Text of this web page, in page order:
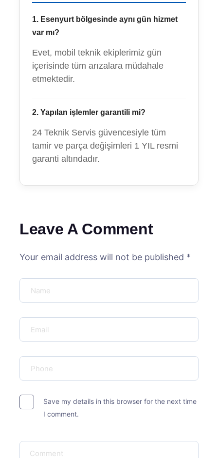
1. Esenyurt bölgesinde aynı gün hizmet
var mı?
Evet, mobil teknik ekiplerimiz gün
içerisinde tüm arızalara müdahale
etmektedir.
2. Yapılan işlemler garantili mi?
24 Teknik Servis güvencesiyle tüm
tamir ve parça değişimleri 1 YIL resmi
garanti altındadır.
Leave A Comment
Your email address will not be published *
Save my details in this browser for the next time
I comment.